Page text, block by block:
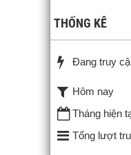
THỐNG KÊ
Đang truy
Hôm nay
Tháng hiện
Tổng lượt